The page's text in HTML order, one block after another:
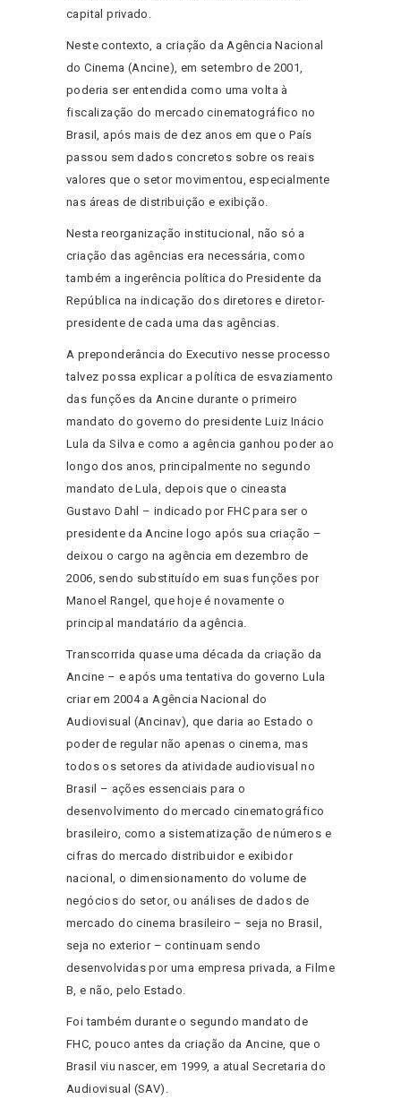
capital privado.
Neste contexto, a criação da Agência Nacional
do Cinema (Ancine), em setembro de 2001,
poderia ser entendida como uma volta à
fiscalização do mercado cinematográfico no
Brasil, após mais de dez anos em que o País
passou sem dados concretos sobre os reais
valores que o setor movimentou, especialmente
nas áreas de distribuição e exibição.
Nesta reorganização institucional, não só a
criação das agências era necessária, como
também a ingerência política do Presidente da
República na indicação dos diretores e diretor-
presidente de cada uma das agências.
A preponderância do Executivo nesse processo
talvez possa explicar a política de esvaziamento
das funções da Ancine durante o primeiro
mandato do governo do presidente Luiz Inácio
Lula da Silva e como a agência ganhou poder ao
longo dos anos, principalmente no segundo
mandato de Lula, depois que o cineasta
Gustavo Dahl – indicado por FHC para ser o
presidente da Ancine logo após sua criação –
deixou o cargo na agência em dezembro de
2006, sendo substituído em suas funções por
Manoel Rangel, que hoje é novamente o
principal mandatário da agência.
Transcorrida quase uma década da criação da
Ancine – e após uma tentativa do governo Lula
criar em 2004 a Agência Nacional do
Audiovisual (Ancinav), que daria ao Estado o
poder de regular não apenas o cinema, mas
todos os setores da atividade audiovisual no
Brasil – ações essenciais para o
desenvolvimento do mercado cinematográfico
brasileiro, como a sistematização de números e
cifras do mercado distribuidor e exibidor
nacional, o dimensionamento do volume de
negócios do setor, ou análises de dados de
mercado do cinema brasileiro – seja no Brasil,
seja no exterior – continuam sendo
desenvolvidas por uma empresa privada, a Filme
B, e não, pelo Estado.
Foi também durante o segundo mandato de
FHC, pouco antes da criação da Ancine, que o
Brasil viu nascer, em 1999, a atual Secretaria do
Audiovisual (SAV).